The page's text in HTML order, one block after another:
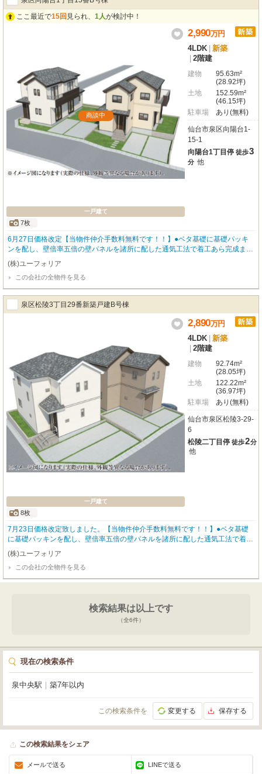
顔を育む空間となるでしょう😊新しい暮らしを始めるなら、この素敵な新築戸
建てでいかがでしょうか？ぜひ一度、現地で快適な生活をイメージしてみてく
2】へ問合せフォームやお電話・LINEでお気軽にお問合せください✉📞【好評
です】ご成約のお客様へ、ご入居時に必要な網戸やＴＶアンテナなど設備４点
取付けサービスします🔧別途かかるオプション工事代が節約できると、たいへ
ここ最近で15回 見られ、 1人が検討中！
商談中
一戸建て
7枚
2,990万円
4LDK 新築
2階建
建物
95.63m²
(28.92坪)
土地
152.59m²
(46.15坪)
駐車場
あり(無料)
仙台市泉区向陽台1-
15-1
向陽台1丁目停 徒歩3
分 他
6月27日価格改定【当物件仲介手数料無料です！！】●ベタ基礎に基礎パッキ
ンを配し、壁倍率五倍の壁パネルを諸所に配した通気工法で着工あら完成まで
第三者機関による計四回の検査を通過した物件のみ引き渡している為地震に強
い家です●設計住宅性能評価書あり、建設住宅性能評価書あり、長期優良住宅
（耐震、省エネ性等高い）、フラット35適合証明書あり
(株)ユーフォリア
この会社の全物件を見る
泉区松陵3丁目29番新築戸建B号棟
一戸建て
8枚
2,890万円
4LDK 新築
2階建
建物
92.74m²
(28.05坪)
土地
122.22m²
(36.97坪)
駐車場
あり(無料)
仙台市泉区松陵3-29-
6
松陵二丁目停 徒歩2分
他
7月23日価格改定致しました。【当物件仲介手数料無料です！！】●ベタ基礎
に基礎パッキンを配し、壁倍率五倍の壁パネルを諸所に配した通気工法で着工
あら完成まで第三者機関による計四回の検査を通過した物件のみ引き渡してい
る為地震に強い家です●設計住宅性能評価書あり、建設住宅性能評価書あり、
長期優良住宅（耐震、省エネ性等高い）、フラット35適合証明書あり
(株)ユーフォリア
この会社の全物件を見る
検索結果は以上です
（全6件）
現在の検索条件
泉中央駅 築7年以内
この検索条件を 変更する 保存する
この検索結果をシェア
メールで送る LINEで送る